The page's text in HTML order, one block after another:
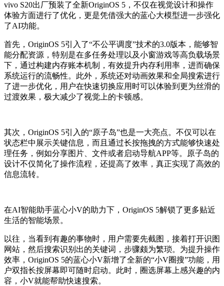
vivo S20出厂预装了全新OriginOS 5，不仅在视觉设计和操作
体验方面进行了优化，更是凭借强大的蓝心大模型进一步强化
了AI功能。
首先，OriginOS 5引入了“不公平调度”技术的3.0版本，能够智
能分配资源，特别是在多任务处理以及小窗游戏等高负载场景
下，通过构建内存账本机制，有效提升内存利用率，进而确保
系统运行的流畅性。此外，系统还对动画效果和全局搜索进行
了进一步优化，用户在快速切换应用时可以体验到更为丝滑的
过渡效果，极大减少了视觉上的卡顿感。
其次，OriginOS 5引入的“原子岛”也是一大亮点。不仅可以在
状态栏中展示关键信息，而且通过长按拖拽的方式能够快速处
理任务，例如分享图片、文件或者启动导航APP等。原子岛的
设计不仅简化了操作流程，还提高了效率，真正实现了高效的
信息流转。
在AI智能助手蓝心小V的助力下，OriginOS 5解锁了更多贴近
生活的智能场景。
以往，当看到有趣的事物时，用户需要先截图，接着打开识图
网站，然后搜索识别出的关键词，步骤颇为繁琐。为提升操作
效率，OriginOS 5的蓝心小V新增了全新的“小V圈搜”功能，用
户双指长按屏幕即可随时启动。此时，圈选屏幕上感兴趣的内
容，小V就能帮助快速搜索。